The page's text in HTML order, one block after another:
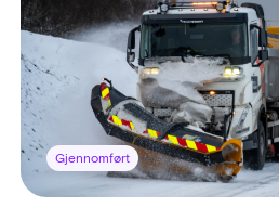
Gjennomført